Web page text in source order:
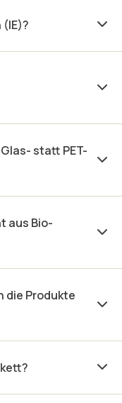
statt PET-
aus Bio-
die Produkte